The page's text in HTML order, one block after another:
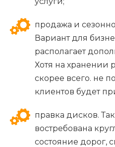
продажа и
Вариант для
располагает
Хотя на хранении
скорее всего. не
клиентов будет
правка дисков.
востребована
состояние дорог,